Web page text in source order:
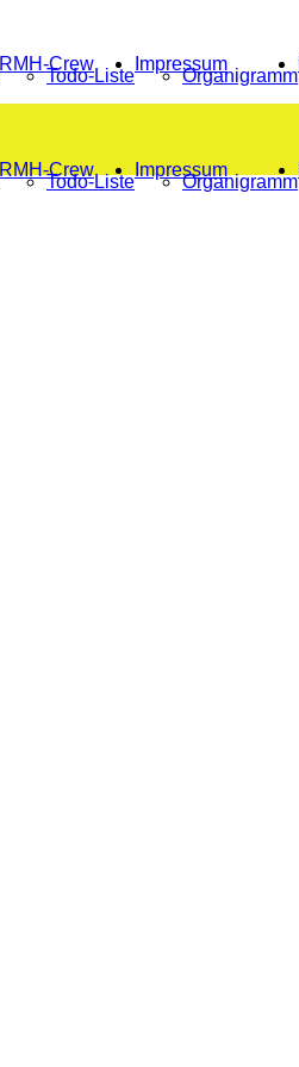
RMH-Crew
Todo-Liste
Impressum
Organigramm
RMH-Crew
Todo-Liste
Impressum
Organigramm